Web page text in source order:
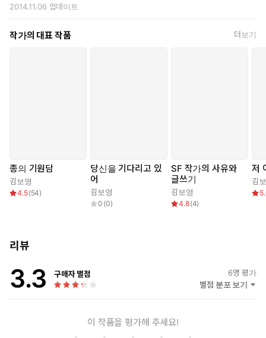
2014.11.06 업데이트
작가의 대표 작품 더보기
종의 기원담
김보영
4.5(54)
당신을 기다리고 있
어
김보영
0 (0)
SF 작가의 사유와
글쓰기
김보영
4.8(4)
저
김
리뷰
3.3 구매자 별점 6명 평가
별점 분포 보기
이 작품을 평가해 주세요!